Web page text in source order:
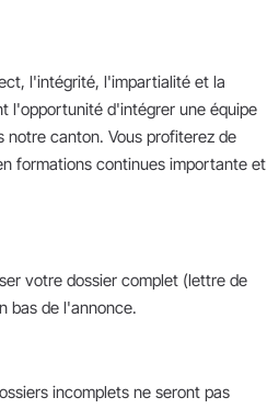
l'intégrité, l'impartialité et la
l'opportunité d'intégrer une équipe
canton. Vous profiterez de
formations continues importante et
votre dossier complet (lettre de
bas de l'annonce.
incomplets ne seront pas